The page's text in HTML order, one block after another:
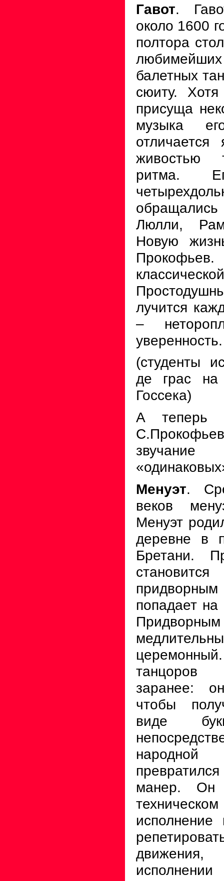
Гавот.
около 1600
полтора
балетных
сюиту.
присуща
музыка
отличается
живостью
ритма.
Люлли,
Новую
лучится
–
уверенность.
(студенты
де грас на
Госсека)
А теперь
Менуэт.
веков
Менуэт
деревне в
Бретани.
попадает
заранее:
чтобы
виде
манер.
исполнение
движения,